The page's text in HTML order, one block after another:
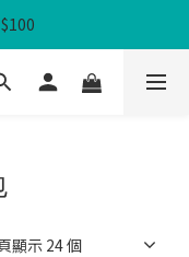
顯示 24 個